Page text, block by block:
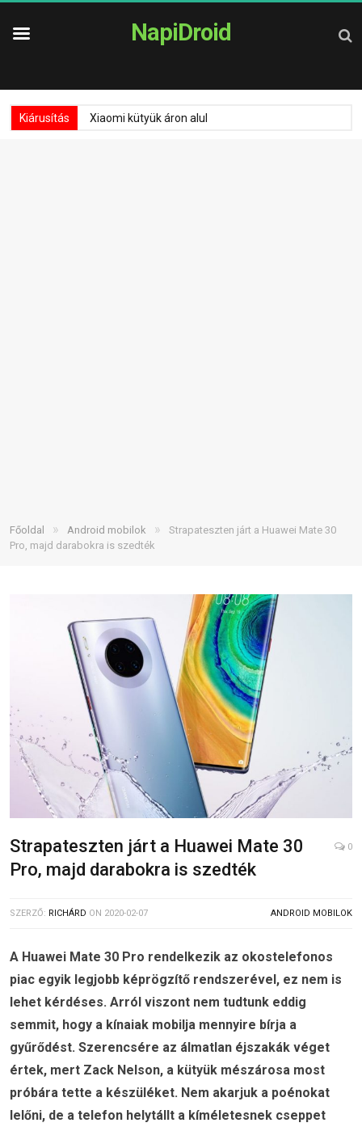
NapiDroid
Kiárusítás Xiaomi kütyük áron alul
Főoldal » Android mobilok »
Strapateszten járt a Huawei Mate 30
Pro, majd darabokra is szedték
Strapateszten járt a Huawei Mate 30
Pro, majd darabokra is szedték
0
SZERZŐ: RICHÁRD ON 2020-02-07 ANDROID MOBILOK
A Huawei Mate 30 Pro rendelkezik az okostelefonos
piac egyik legjobb képrögzítő rendszerével, ez nem is
lehet kérdéses. Arról viszont nem tudtunk eddig
semmit, hogy a kínaiak mobilja mennyire bírja a
gyűrődést. Szerencsére az álmatlan éjszakák véget
értek, mert Zack Nelson, a kütyük mészárosa most
próbára tette a készüléket. Nem akarjuk a poénokat
lelőni, de a telefon helytállt a kíméletesnek cseppet